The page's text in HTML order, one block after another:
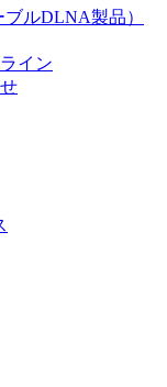
ルDLNA製品）
イン